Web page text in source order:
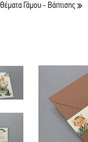
Θέματα Γάμου - Βάπτισης